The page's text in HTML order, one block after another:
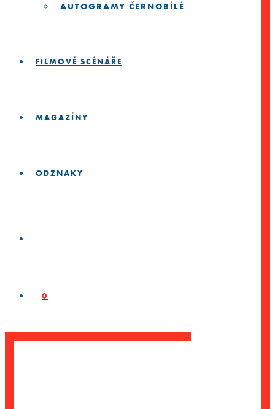
AUTOGRAMY ČERNOBÍLÉ
FILMOVÉ SCÉNÁŘE
MAGAZÍNY
ODZNAKY
0